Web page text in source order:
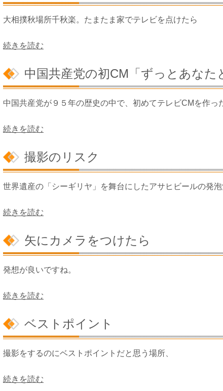
大相撲秋場所千秋楽。たまたま家でテレビを点けたら
続きを読む
中国共産党の初CM「ずっとあなた
中国共産党が９５年の歴史の中で、初めてテレビCMを作っ
続きを読む
撮影のリスク
世界遺産の「シーギリヤ」を舞台にしたアサヒビールの発
続きを読む
矢にカメラをつけたら
発想が良いですね。
続きを読む
ベストポイント
撮影をするのにベストポイントだと思う場所、
続きを読む